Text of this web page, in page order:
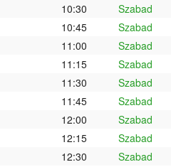
10:30
Szabad
10:45
Szabad
11:00
Szabad
11:15
Szabad
11:30
Szabad
11:45
Szabad
12:00
Szabad
12:15
Szabad
12:30
Szabad